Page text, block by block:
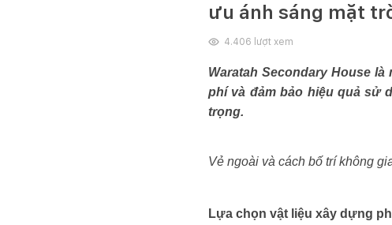
ưu ánh sáng mặt
4.406 lượt xem
Waratah Secondary House
phí và đảm bảo hiệu quả sử
trọng.
Vẻ ngoài và cách bố trí không
Lựa chọn vật liệu xây dựng